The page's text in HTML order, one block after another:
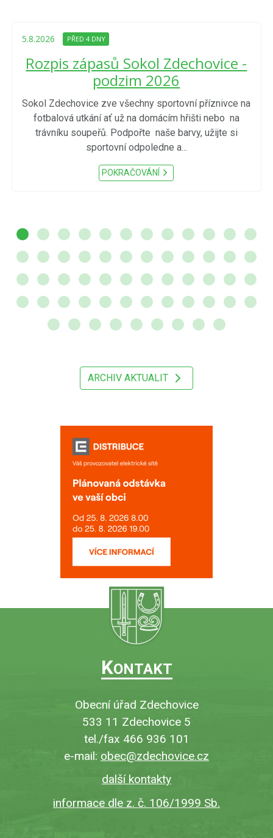
5.8.2026 PŘED 4 DNY
Rozpis zápasů Sokol Zdechovice -
podzim 2026
Sokol Zdechovice zve všechny sportovní příznivce na
fotbalová utkání ať už na domácím hřišti nebo na
trávníku soupeřů. Podpořte naše barvy, užijte si
sportovní odpoledne a...
POKRAČOVÁNÍ
ARCHIV AKTUALIT
KONTAKT
Obecní úřad Zdechovice
533 11 Zdechovice 5
tel./fax 466 936 101
e-mail: obec@zdechovice.cz
další kontakty
informace dle z. č. 106/1999 Sb.